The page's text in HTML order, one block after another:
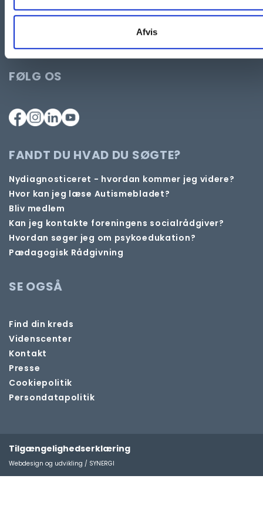
Afvis
FØLG OS
FANDT DU HVAD DU SØGTE?
Nydiagnosticeret - hvordan kommer jeg videre?
Hvor kan jeg læse Autismebladet?
Bliv medlem
Kan jeg kontakte foreningens socialrådgiver?
Hvordan søger jeg om psykoedukation?
Pædagogisk Rådgivning
SE OGSÅ
Find din kreds
Videnscenter
Kontakt
Presse
Cookiepolitik
Persondatapolitik
Webdesign og udvikling / SYNERGI
Tilgængelighedserklæring